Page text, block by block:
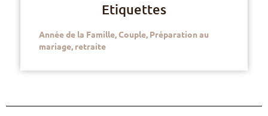
Etiquettes
Année de la Famille,Couple, Préparation au
mariage, retraite